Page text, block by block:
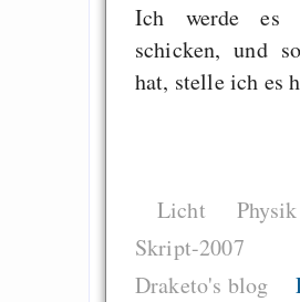
Ich werde es
schicken, und
hat, stelle ich es
Licht Physik
Skript-2007
Draketo's blog